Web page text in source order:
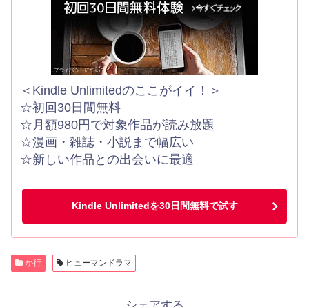
＜Kindle Unlimitedのここがイイ！＞
☆初回30日間無料
☆月額980円で対象作品が読み放題
☆漫画・雑誌・小説まで幅広い
☆新しい作品との出会いに最適
Kindle Unlimitedを30日間無料で試す
か行 ヒューマンドラマ